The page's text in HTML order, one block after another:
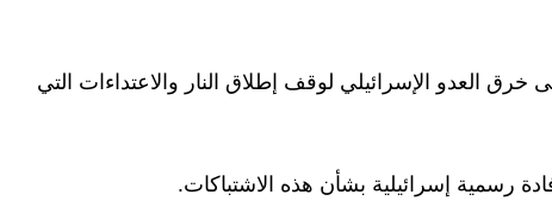
خرق العدو الإسرائيلي لوقف إطلاق النار والاعتداءات التي